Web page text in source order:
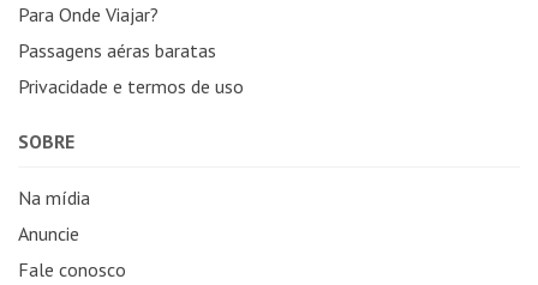
Para Onde Viajar?
Passagens aéras baratas
Privacidade e termos de uso
SOBRE
Na mídia
Anuncie
Fale conosco